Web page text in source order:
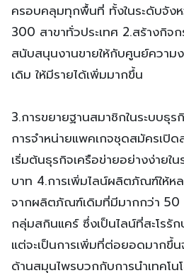
ครอบคลุมทุกพื้นที่ ทั้งในระดับจังห
300 สาขาทั่วประเทศ 2.สร้างกิจ
สนับสนุนงานขายให้กับศูนย์ความ
เดิม ให้มีรายได้เพิ่มมากขึ้น
3.การขยายฐานสมาชิกในระบบธุ
การจำหน่ายแพคเกจชุดสมัครเปิ
เริ่มต้นธุรกิจเครือข่ายอย่างง่ายใ
บาท 4.การเพิ่มไลน์ผลิตภัณฑ์ให้ห
จากผลิตภัณฑ์เดิมที่มีมากกว่า 50
กลุ่มสกินแคร์ ซึ่งเป็นไลน์ที่สะโร
แต่จะเป็นการเพิ่มที่ต่อยอดมากขึ้
ด้านสมุนไพรบวกกับการนำเทคโน